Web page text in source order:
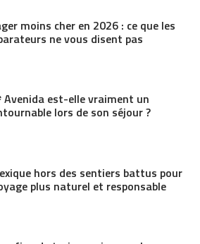
moins cher en 2026 : ce que les
ne vous disent pas
Avenida est-elle vraiment un
lors de son séjour ?
hors des sentiers battus pour
plus naturel et responsable